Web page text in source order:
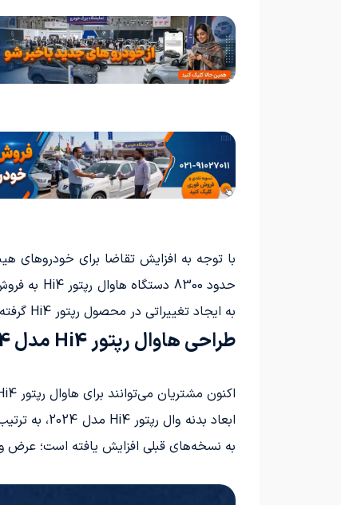
به ایجاد تغییراتی در محصول رپتور Hi4 گرفته تا بتواند فروش خود را افزایش دهد.
طراحی هاوال رپتور Hi4 مدل 2024
اکنون مشتریان می‌توانند برای هاوال رپتور Hi4 مدل 2024، از دو رنگ جدید زرد Storm و خاکستری Ink Jiangnan استفاده کنند.
به نسخه‌های قبلی افزایش یافته است؛ عرض و ارتفاع به ترتیب 34 و 21 میلیمتر افزایش یافته‌اند. این